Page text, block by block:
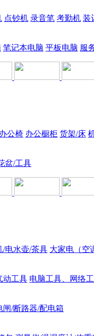
点钞机 录音笔 考勤机 装
笔记本电脑 平板电脑 服
办公椅 办公橱柜 货架/床
盆/工具
/电水壶/茶具 大家电（空
动工具 电脑工具、网络
闸/断路器/配电箱